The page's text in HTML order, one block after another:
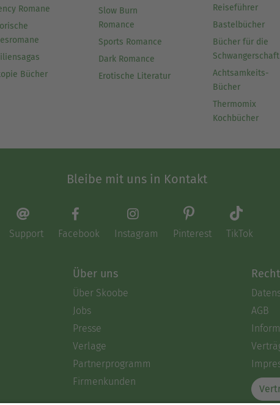
27.12.55 in Berlin geboren, ging im Saarland zur
studierte und über Brautgeschenke bei Spinnen
1989 den Rainar Nitzsche Verlag. Seit
und neobooks. Bisher erschienen von ihm
Lyrikbände sowie Titel unter dem
finden sich in seinen Sachbüchern
Romane
Bücher
Slow Burn
Romance
Sports Romance
Dark Romance
Erotische Literatur
Reiseführer
Bastelbücher
Bücher für die
Schwangerschaft
Achtsamkeits-
Bücher
Thermomix
Kochbücher
Bleibe mit uns in Kontakt
Support Facebook Instagram Pinterest TikTok
Über uns
Über Skoobe
Jobs
Presse
Verlage
Partnerprogramm
Firmenkunden
AGB